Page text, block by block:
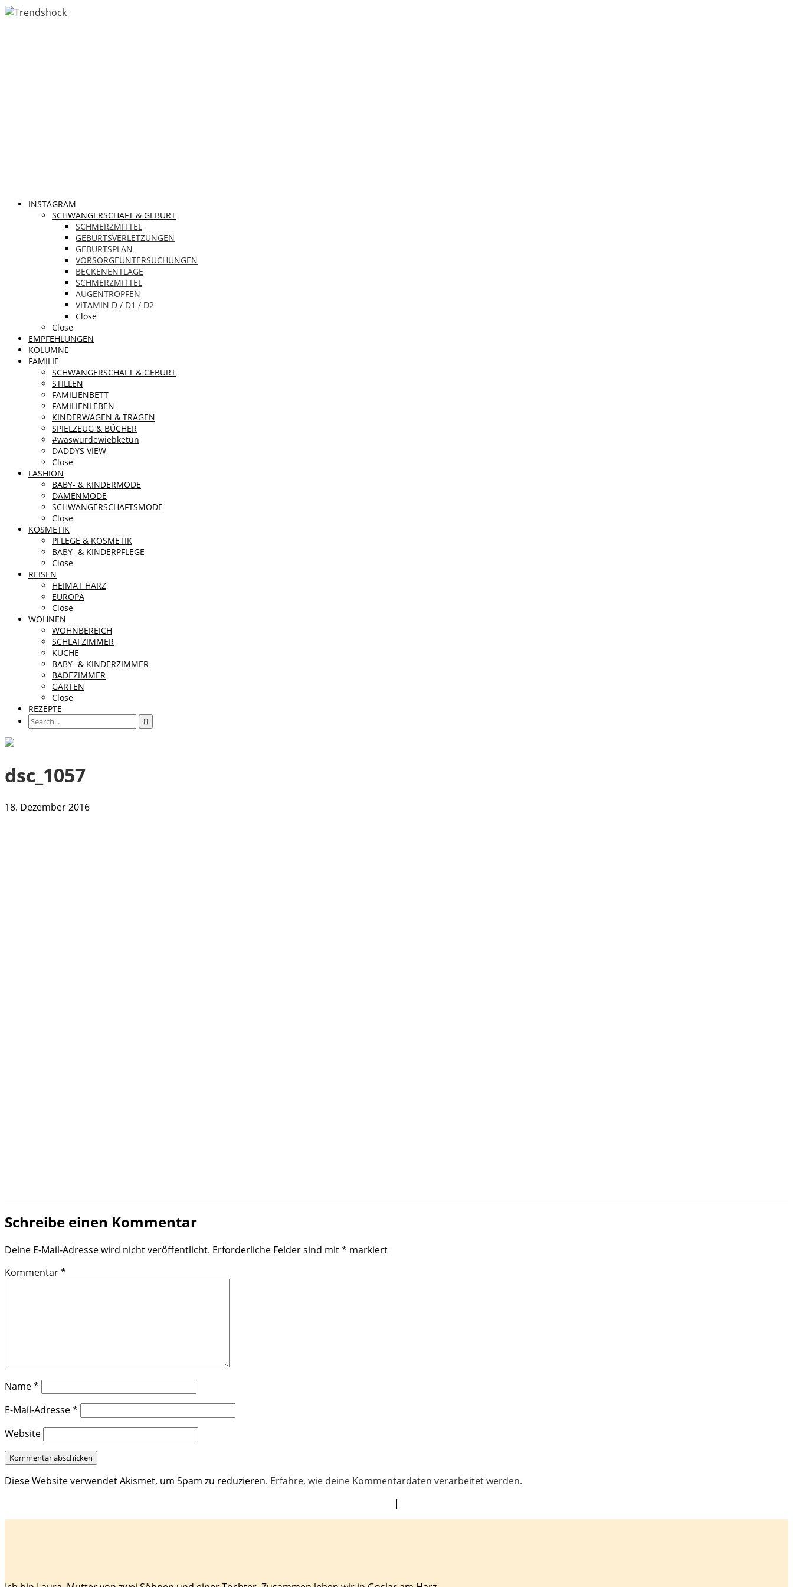
INSTAGRAM
SCHWANGERSCHAFT & GEBURT
SCHMERZMITTEL
GEBURTSVERLETZUNGEN
GEBURTSPLAN
VORSORGEUNTERSUCHUNGEN
BECKENENTLAGE
SCHMERZMITTEL
AUGENTROPFEN
VITAMIN D / D1 / D2
Close
Close
EMPFEHLUNGEN
KOLUMNE
FAMILIE
SCHWANGERSCHAFT & GEBURT
STILLEN
FAMILIENBETT
FAMILIENLEBEN
KINDERWAGEN & TRAGEN
SPIELZEUG & BÜCHER
#waswürdewiebketun
DADDYS VIEW
Close
FASHION
BABY- & KINDERMODE
DAMENMODE
SCHWANGERSCHAFTSMODE
Close
KOSMETIK
PFLEGE & KOSMETIK
BABY- & KINDERPFLEGE
Close
REISEN
HEIMAT HARZ
EUROPA
Close
WOHNEN
WOHNBEREICH
SCHLAFZIMMER
KÜCHE
BABY- & KINDERZIMMER
BADEZIMMER
GARTEN
Close
REZEPTE
dsc_1057
18. Dezember 2016
Schreibe einen Kommentar
Deine E-Mail-Adresse wird nicht veröffentlicht. Erforderliche Felder sind mit* markiert
Kommentar*
Name*
E-Mail-Adresse*
Website
Diese Website verwendet Akismet, um Spam zu reduzieren. Erfahre, wie deine Kommentardaten verarbeitet werden.
|